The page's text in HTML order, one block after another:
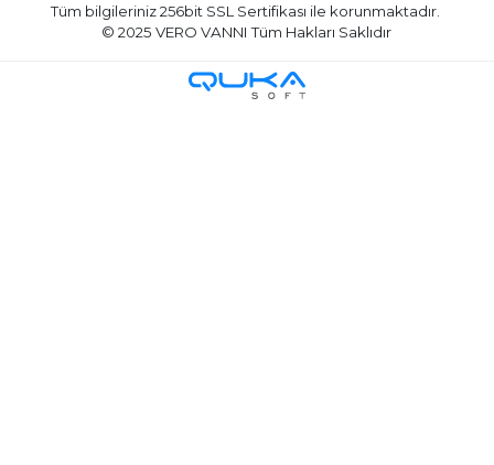
Tüm bilgileriniz 256bit SSL Sertifikası ile korunmaktadır.
© 2025 VERO VANNITüm Hakları Saklıdır